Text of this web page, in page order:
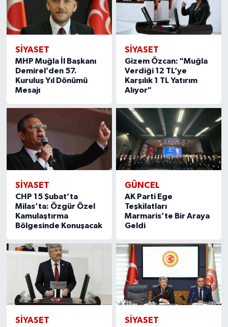
SIYASET
MHP Muğla İl Başkanı
Demirel’den 57.
Kuruluş Yıl Dönümü
Mesajı
SIYASET
Gizem Özcan: "Muğla
Verdiği 12 TL’ye
Karşılık 1 TL Yatırım
Alıyor"
SIYASET
CHP 15 Şubat’ta
Milas’ta: Özgür Özel
Kamulaştırma
Bölgesinde Konuşacak
GÜNCEL
AK Parti Ege
Teşkilatları
Marmaris’te Bir Araya
Geldi
SIYASET SIYASET